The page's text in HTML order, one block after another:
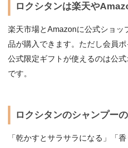
ロクシタンは楽天や
楽天市場とAmazonに公式ショッ
品が購入できます。ただし会員ポ
公式限定ギフトが使えるのは公
です。
ロクシタンのシャンプー
「乾かすとサラサラになる」「